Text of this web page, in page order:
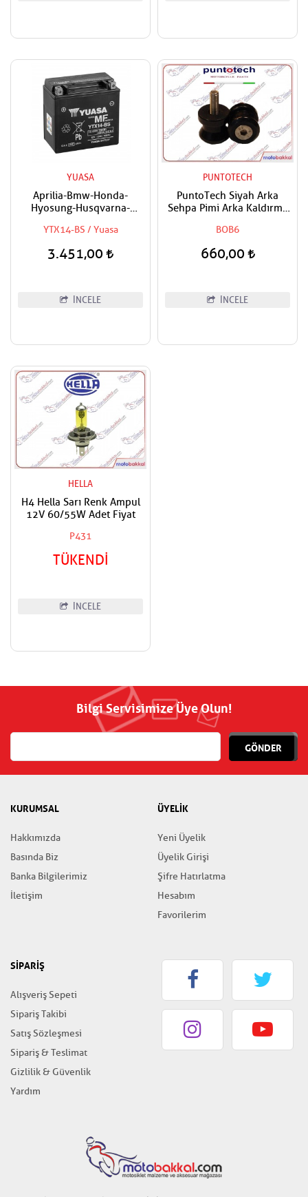
YUASA
Aprilia-Bmw-Honda-
Hyosung-Husqvarna-
Suzuki-Triumph-Yamaha
Uyumlu Yuasa Bakımsız Akü
YTX14-BS / Yuasa
3.451,00
İNCELE
PUNTOTECH
PuntoTech Siyah Arka
Sehpa Pimi Arka Kaldırma
Sliders M6
BOB6
660,00
İNCELE
HELLA
H4 Hella Sarı Renk Ampul
12V 60/55W Adet Fiyat
P431
TÜKENDİ
İNCELE
Bilgi Servisimize Üye Olun!
GÖNDER
KURUMSAL
Hakkımızda
Basında Biz
Banka Bilgilerimiz
İletişim
ÜYELİK
Yeni Üyelik
Üyelik Girişi
Şifre Hatırlatma
Hesabım
Favorilerim
SİPARİŞ
Alışveriş Sepeti
Sipariş Takibi
Satış Sözleşmesi
Sipariş & Teslimat
Gizlilik & Güvenlik
Yardım